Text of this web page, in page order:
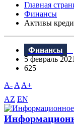
Главная
Финансы
Активы
Финансы
5 февраль
625
A- A A+
AZ EN